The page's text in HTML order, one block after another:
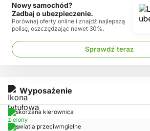
Wyposażenie
skorzana kierownica
swiatla przeciwmgielne
Nowy samochód?
Zadbaj o ubezpieczenie.
Porównaj oferty online i znajdź najlepszą
polisę, oszczędzając nawet 30%.
Sprawdź teraz